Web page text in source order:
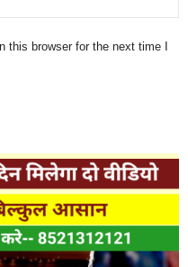
browser for the next time I